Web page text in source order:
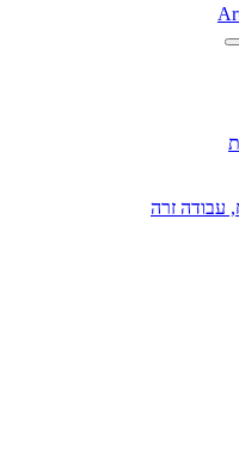
עבודה זרה